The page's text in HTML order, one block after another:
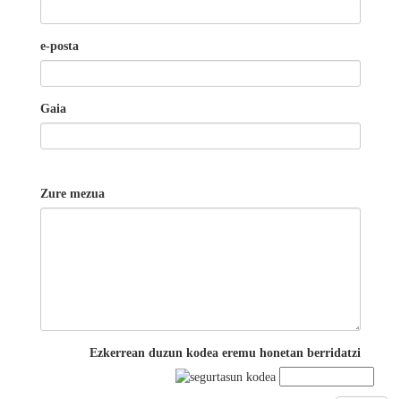
e-posta
Gaia
Zure mezua
Ezkerrean duzun kodea eremu honetan berridatzi